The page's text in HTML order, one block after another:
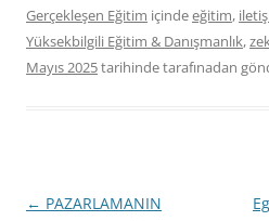
Gerçekleşen Eğitim içindeeğitim,
Yüksekbilgili Eğitim & Danışmanlık,
Mayıs 2025tarihindetarafınadan
Yazı
← PAZARLAMANIN